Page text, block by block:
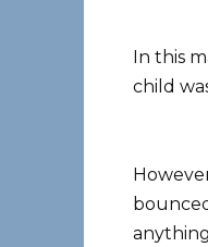
In this
child